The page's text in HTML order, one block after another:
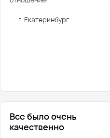
г. Екатеринбург
Все было очень
качественно